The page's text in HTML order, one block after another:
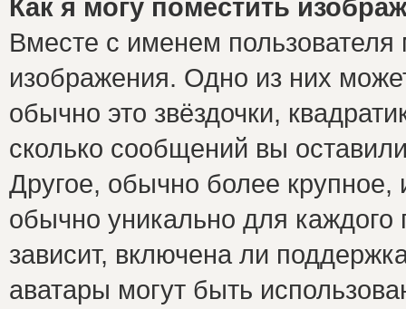
Как я могу поместить
Вместе с именем пользователя
изображения. Одно из них
обычно это звёздочки,
сколько сообщений вы
Другое, обычно более крупное,
обычно уникально для каждого
зависит, включена ли
аватары могут быть